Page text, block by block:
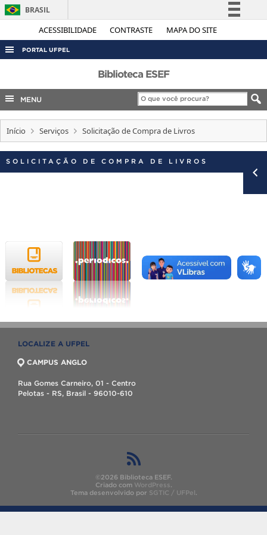
ACESSIBILIDADE CONTRASTE MAPA DO SITE
BRASIL
Simplifique!
Legislação
Canais
PORTAL UFPEL
ACESSO À INFORMAÇÃO
AUDITORIA
COBALTO
CONCURSOS
EDITAIS
INTERNACIONAL
Biblioteca ESEF
MENU
Início Serviços Solicitação de Compra de Livros
SOLICITAÇÃO DE COMPRA DE LIVROS
LOCALIZE A UFPEL
CAMPUS ANGLO
Rua Gomes Carneiro, 01 - Centro
Pelotas - RS, Brasil - 96010-610
©2026 Biblioteca ESEF.
Criado com WordPress.
Tema desenvolvido por SGTIC / UFPel.